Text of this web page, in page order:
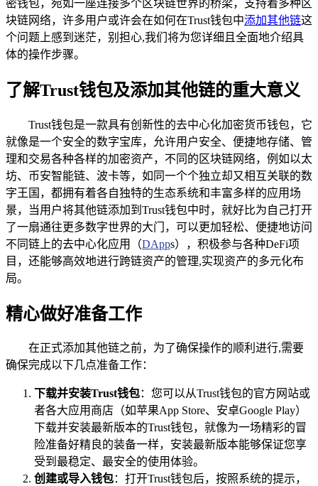
密钱包，宛如一座连接多个区块链世界的桥梁，支持着多种区
块链网络，许多用户或许会在如何在Trust钱包中添加其他链这
个问题上感到迷茫，别担心,我们将为您详细且全面地介绍具
体的操作步骤。
了解Trust钱包及添加其他链的重大意义
Trust钱包是一款具有创新性的去中心化加密货币钱包，它
就像是一个安全的数字宝库，允许用户安全、便捷地存储、管
理和交易各种各样的加密资产，不同的区块链网络，例如以太
坊、币安智能链、波卡等，如同一个个独立却又相互关联的数
字王国，都拥有着各自独特的生态系统和丰富多样的应用场
景，当用户将其他链添加到Trust钱包中时，就好比为自己打开
了一扇通往更多数字世界的大门，可以更加轻松、便捷地访问
不同链上的去中心化应用（DApps），积极参与各种DeFi项
目，还能够高效地进行跨链资产的管理,实现资产的多元化布
局。
精心做好准备工作
在正式添加其他链之前，为了确保操作的顺利进行,需要
确保完成以下几点准备工作：
下载并安装Trust钱包：您可以从Trust钱包的官方网站或
者各大应用商店（如苹果App Store、安卓Google Play）
下载并安装最新版本的Trust钱包，就像为一场精彩的冒
险准备好精良的装备一样，安装最新版本能够保证您享
受到最稳定、最安全的使用体验。
创建或导入钱包：打开Trust钱包后，按照系统的提示，